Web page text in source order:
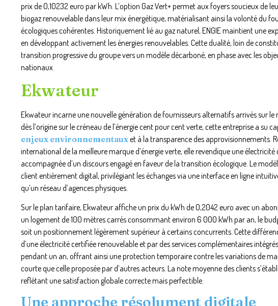
prix de 0,10232 euro par kWh. L’option Gaz Vert+ permet aux foyers soucieux de
biogaz renouvelable dans leur mix énergétique, matérialisant ainsi la volonté du
écologiques cohérentes. Historiquement lié au gaz naturel, ENGIE maintient une
en développant activement les énergies renouvelables. Cette dualité, loin de
transition progressive du groupe vers un modèle décarboné, en phase avec les
nationaux.
Ekwateur
Ekwateur incarne une nouvelle génération de fournisseurs alternatifs arrivés sur le
dès l’origine sur le créneau de l’énergie cent pour cent verte, cette entreprise a su
enjeux environnementauxet à la transparence des approvisionnements.
international de la meilleure marque d’énergie verte, elle revendique une
accompagnée d’un discours engagé en faveur de la transition écologique. Le
client entièrement digital, privilégiant les échanges via une interface en ligne
qu’un réseau d’agences physiques.
Sur le plan tarifaire, Ekwateur affiche un prix du kWh de 0,2042 euro avec un
un logement de 100 mètres carrés consommant environ 6 000 kWh par an, le
soit un positionnement légèrement supérieur à certains concurrents. Cette
d’une électricité certifiée renouvelable et par des services complémentaires
pendant un an, offrant ainsi une protection temporaire contre les variations de
courte que celle proposée par d’autres acteurs. La note moyenne des clients
reflétant une satisfaction globale correcte mais perfectible.
Une approche résolument digitale